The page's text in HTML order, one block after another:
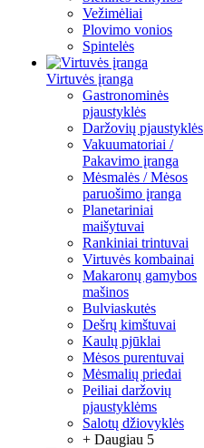
Vežimėliai
Plovimo vonios
Spintelės
Virtuvės įranga
Gastronominės
pjaustyklės
Daržovių pjaustyklės
Vakuumatoriai /
Pakavimo įranga
Mėsmalės / Mėsos
paruošimo įranga
Planetariniai
maišytuvai
Rankiniai trintuvai
Virtuvės kombainai
Makaronų gamybos
mašinos
Bulviaskutės
Dešrų kimštuvai
Kaulų pjūklai
Mėsos purentuvai
Mėsmalių priedai
Peiliai daržovių
pjaustyklėms
Salotų džiovyklės
+ Daugiau 5